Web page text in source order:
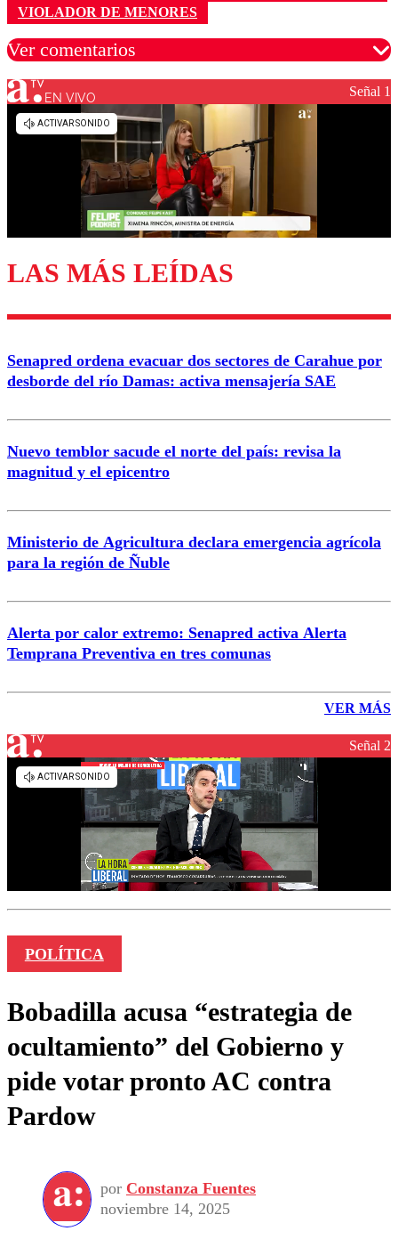
VIOLADOR DE MENORES
Ver comentarios
Los comentarios son moderados para garantizar un
diálogo respetuoso.
Enviar comentario
EN VIVO Señal 1
LAS MÁS LEÍDAS
Senapred ordena evacuar dos sectores de Carahue por
desborde del río Damas: activa mensajería SAE
Nuevo temblor sacude el norte del país: revisa la
magnitud y el epicentro
Ministerio de Agricultura declara emergencia agrícola
para la región de Ñuble
Alerta por calor extremo: Senapred activa Alerta
Temprana Preventiva en tres comunas
VER MÁS
Señal 2
POLÍTICA
Bobadilla acusa “estrategia de
ocultamiento” del Gobierno y
pide votar pronto AC contra
Pardow
por Constanza Fuentes
noviembre 14, 2025